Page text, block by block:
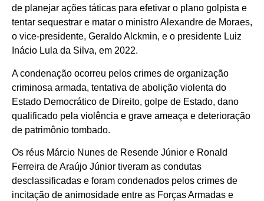
de planejar ações táticas para efetivar o plano golpista e
tentar sequestrar e matar o ministro Alexandre de Moraes,
o vice-presidente, Geraldo Alckmin, e o presidente Luiz
Inácio Lula da Silva, em 2022.
A condenação ocorreu pelos crimes de organização
criminosa armada, tentativa de abolição violenta do
Estado Democrático de Direito, golpe de Estado, dano
qualificado pela violência e grave ameaça e deterioração
de patrimônio tombado.
Os réus Márcio Nunes de Resende Júnior e Ronald
Ferreira de Araújo Júnior tiveram as condutas
desclassificadas e foram condenados pelos crimes de
incitação de animosidade entre as Forças Armadas e